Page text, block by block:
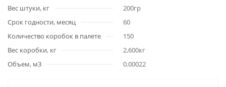
Вес штуки, кг
200гр
Срок годности, месяц
60
Количество коробок в палете
150
Вес коробки, кг
2,600кг
Объем, м3
0.00022